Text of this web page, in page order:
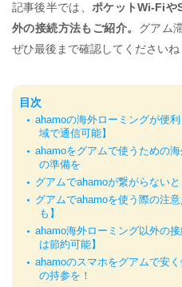
記事後半では、ポケットWi-Fiや
外の接続方法もご紹介。 グアム
ぜひ最後まで確認してくださいね
目次
ahamoの海外ローミングが便
域で通信可能】
ahamoをグアムで使うための
の準備を
グアムでahamoが繋がらない
グアムでahamoを使う際の注
も】
ahamo海外ローミング以外の
は節約可能】
ahamoのスマホをグアムで安
の持参を！